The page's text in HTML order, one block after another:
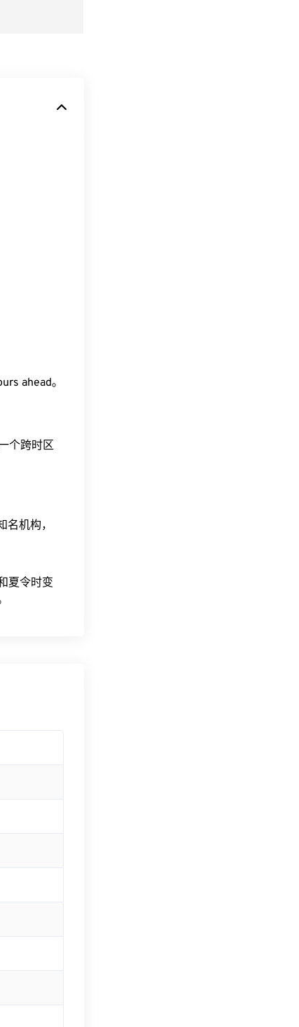
ahead。
个跨时区
机构，
夏令时变